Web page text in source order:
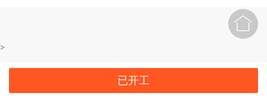
已开工

>